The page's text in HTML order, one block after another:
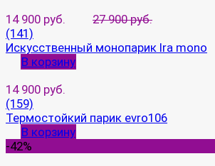
14 900 руб.
27 900 руб.
(141)
Искусственный монопарик Ira mono
В корзину
14 900 руб.
(159)
Термостойкий парик evro106
В корзину
-42%